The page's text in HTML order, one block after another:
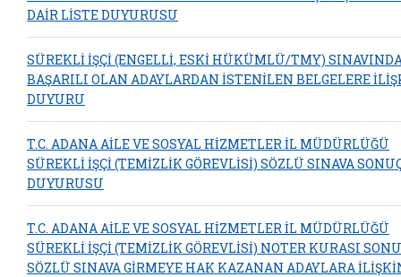
DAİR LİSTE DUYURUSU
SÜREKLİ İŞÇİ (ENGELLİ, ESKİ HÜKÜMLÜ/TMY)
BAŞARILI OLAN ADAYLARDAN İSTENİLEN BELGELERE
DUYURU
T.C. ADANA AİLE VE SOSYAL HİZMETLER İL MÜDÜRLÜĞÜ
SÜREKLİ İŞÇİ (TEMİZLİK GÖREVLİSİ) SÖZLÜ SINAVA
DUYURUSU
T.C. ADANA AİLE VE SOSYAL HİZMETLER İL MÜDÜRLÜĞÜ
SÜREKLİ İŞÇİ (TEMİZLİK GÖREVLİSİ) NOTER KURASI
SÖZLÜ SINAVA GİRMEYE HAK KAZANAN ADAYLARA